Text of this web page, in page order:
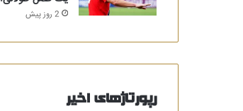
2 روز پیش
رپورتاژهای اخیر